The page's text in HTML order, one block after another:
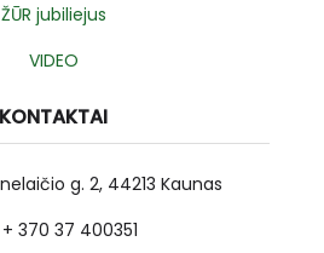
ŽŪR jubiliejus
VIDEO
KONTAKTAI
g. 2, 44213 Kaunas
370 37 400351